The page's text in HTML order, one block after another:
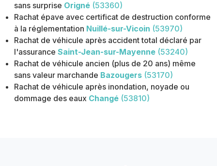
sans surprise Origné (53360)
Rachat épave avec certificat de destruction conforme
à la réglementation Nuillé-sur-Vicoin (53970)
Rachat de véhicule après accident total déclaré par
l'assurance Saint-Jean-sur-Mayenne (53240)
Rachat de véhicule ancien (plus de 20 ans) même
sans valeur marchande Bazougers (53170)
Rachat de véhicule après inondation, noyade ou
dommage des eaux Changé (53810)